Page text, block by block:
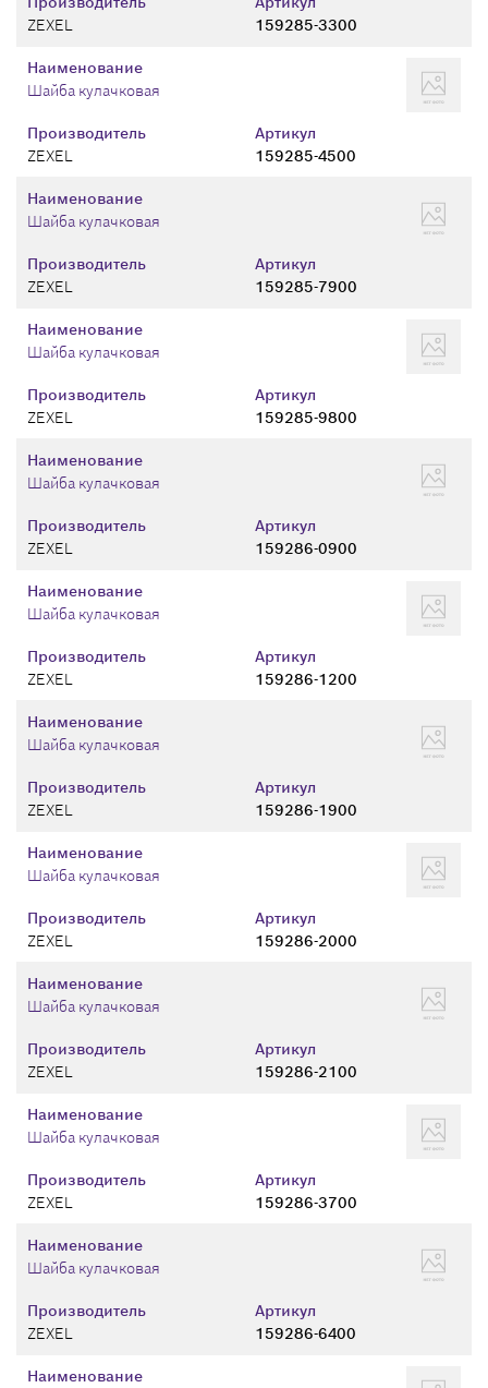
ZEXEL
159285-3300
Производитель
ZEXEL
Артикул
159285-4500
Наименование
Шайба кулачковая
Производитель
ZEXEL
Артикул
159285-7900
Наименование
Шайба кулачковая
Производитель
ZEXEL
Артикул
159285-9800
Наименование
Шайба кулачковая
Производитель
ZEXEL
Артикул
159286-0900
Наименование
Шайба кулачковая
Производитель
ZEXEL
Артикул
159286-1200
Наименование
Шайба кулачковая
Производитель
ZEXEL
Артикул
159286-1900
Наименование
Шайба кулачковая
Производитель
ZEXEL
Артикул
159286-2000
Наименование
Шайба кулачковая
Производитель
ZEXEL
Артикул
159286-2100
Наименование
Шайба кулачковая
Производитель
ZEXEL
Артикул
159286-3700
Наименование
Шайба кулачковая
Производитель
ZEXEL
Артикул
159286-6400
Наименование
Шайба кулачковая
Наименование